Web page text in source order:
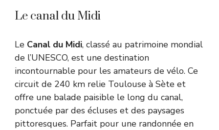
Le canal du Midi
Le Canal du Midi, classé au patrimoine mondial
de l’UNESCO, est une destination
incontournable pour les amateurs de vélo. Ce
circuit de 240 km relie Toulouse à Sète et
offre une balade paisible le long du canal,
ponctuée par des écluses et des paysages
pittoresques. Parfait pour une randonnée en